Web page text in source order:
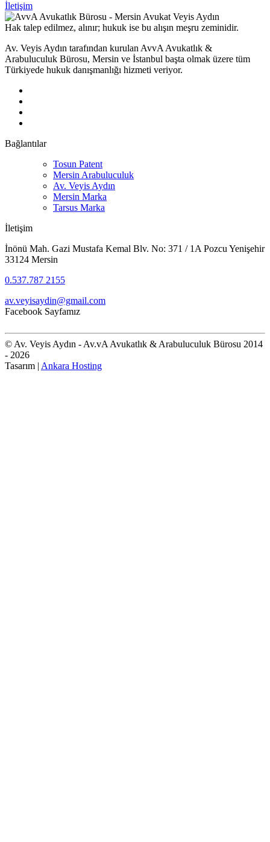
İletişim
Hak talep edilmez, alınır; hukuk ise bu alışın meşru zeminidir.
Av. Veyis Aydın tarafından kurulan AvvA Avukatlık &
Arabuluculuk Bürosu, Mersin ve İstanbul başta olmak üzere tüm
Türkiyede hukuk danışmanlığı hizmeti veriyor.
Bağlantılar
Tosun Patent
Mersin Arabuluculuk
Av. Veyis Aydın
Mersin Marka
Tarsus Marka
İletişim
İnönü Mah. Gazi Mustafa Kemal Blv. No: 371 / 1A Pozcu Yenişehir
33124 Mersin
0.537.787 2155
av.veyisaydin@gmail.com
Facebook Sayfamız
© Av. Veyis Aydın - Av.vA Avukatlık & Arabuluculuk Bürosu 2014
- 2026
Tasarım | Ankara Hosting